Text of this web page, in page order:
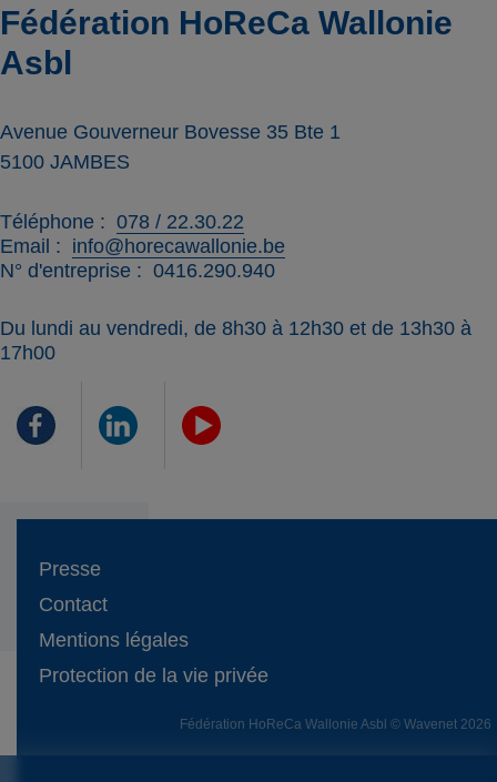
Fédération HoReCa Wallonie
Asbl
Avenue Gouverneur Bovesse 35 Bte 1
5100 JAMBES
Téléphone
078 / 22.30.22
Email
info@horecawallonie.be
N° d'entreprise
0416.290.940
Du lundi au vendredi, de 8h30 à 12h30 et de 13h30 à
17h00
Presse
Contact
Mentions légales
Protection de la vie privée
Fédération HoReCa Wallonie Asbl © Wavenet 2026